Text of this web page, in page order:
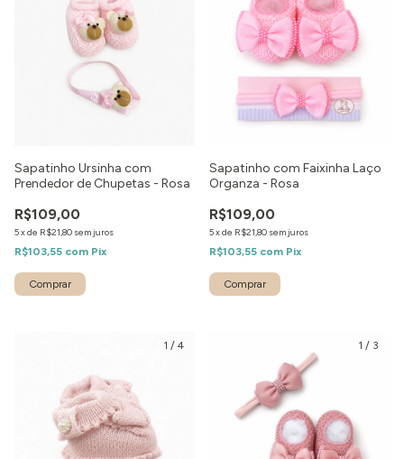
Sapatinho Ursinha com
Prendedor de Chupetas - Rosa
R$109,00
5xde R$21,80 sem juros
R$103,55 com Pix
Sapatinho com Faixinha Laço
Organza - Rosa
R$109,00
5xde R$21,80 sem juros
R$103,55 com Pix
Comprar
1 / 4 1 / 3